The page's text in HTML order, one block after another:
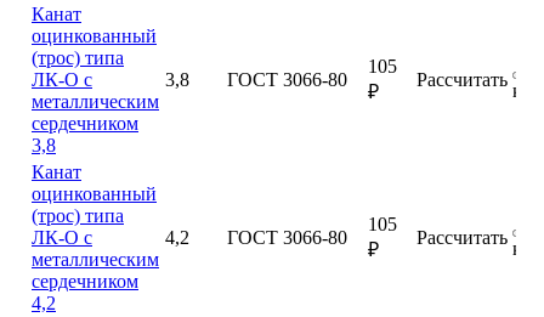
Канат
оцинкованный
(трос) типа
ЛК-О с
металлическим
сердечником
3,8
3,8 ГОСТ 3066-80
105
₽
Рассчитать
Канат
оцинкованный
(трос) типа
ЛК-О с
металлическим
сердечником
4,2
4,2 ГОСТ 3066-80
105
₽
Рассчитать